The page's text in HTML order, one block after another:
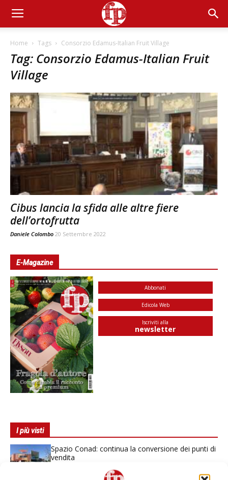
Home Tags Consorzio Edamus-Italian Fruit Village
Tag: Consorzio Edamus-Italian Fruit
Village
Cibus lancia la sfida alle altre fiere
dell’ortofrutta
Daniele Colombo 20 Settembre 2022
E-Magazine
Abbonati
Edicola Web
Iscriviti alla
newsletter
I più visti
Spazio Conad: continua la conversione dei punti di
vendita